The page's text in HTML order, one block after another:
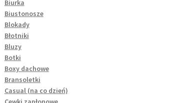
Biurka
Biustonosze
Blokady
Błotniki
Bluzy
Botki
Boxy dachowe
Bransoletki
Casual (na co dzień)